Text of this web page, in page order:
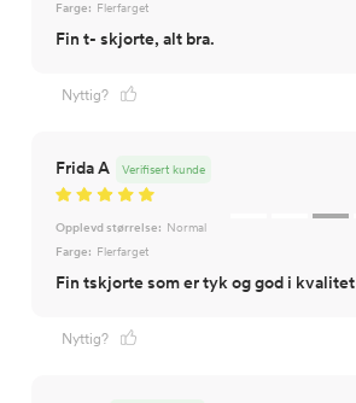
Farge: Flerfarget
Fin t- skjorte, alt bra.
Nyttig?
Frida A Verifisert kunde
Opplevd størrelse: Normal
Farge: Flerfarget
Fin tskjorte som er tyk og god i kvalitet
Nyttig?